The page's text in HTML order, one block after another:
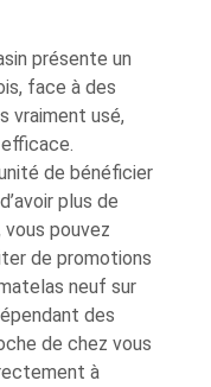
présente un
face à des
vraiment usé,
de bénéficier
plus de
pouvez
de promotions
neuf sur
des
de chez vous
à